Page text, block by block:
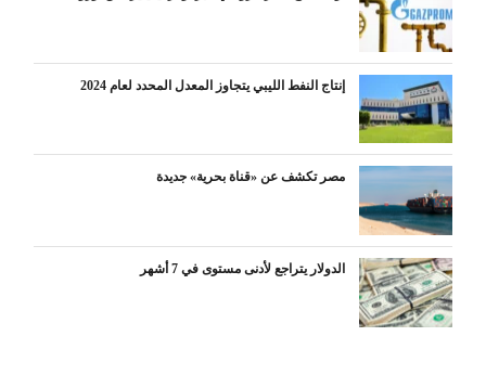
إنتاج النفط الليبي يتجاوز المعدل المحدد لعام 2024
مصر تكشف عن «قناة بحرية» جديدة
الدولار يتراجع لأدنى مستوى في 7 أشهر